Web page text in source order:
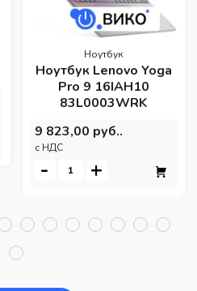
Ноутбук
Ноутбук Lenovo Yoga
Pro 9 16IAH10
83L0003WRK
9 823,00 руб..
c НДС
- +